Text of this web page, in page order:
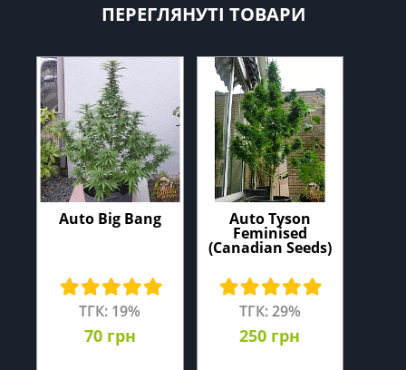
ПЕРЕГЛЯНУТІ ТОВАРИ
Auto Big Bang
ТГК: 19%
70 грн
Auto Tyson
Feminised
(Canadian Seeds)
ТГК: 29%
250 грн